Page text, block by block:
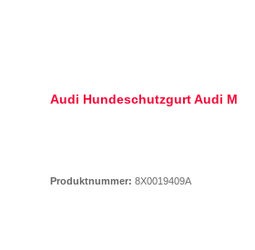
Audi Hundeschutzgurt Audi M
Produktnummer: 8X0019409A